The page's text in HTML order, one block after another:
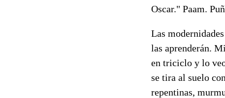
Oscar." Paam.
Las
las aprenderán.
en triciclo y lo
se tira al suelo
repentinas,